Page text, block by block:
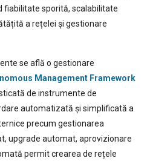
fiabilitate sporită, scalabilitate
a rețelei și gestionare
se află o gestionare
Management Framework
de instrumente de
automatizată și simplificată a
precum gestionarea
upgrade automat, aprovizionare
permit crearea de rețele